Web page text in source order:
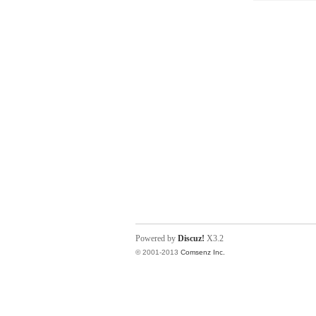
Powered by Discuz! X3.2
© 2001-2013 Comsenz Inc.